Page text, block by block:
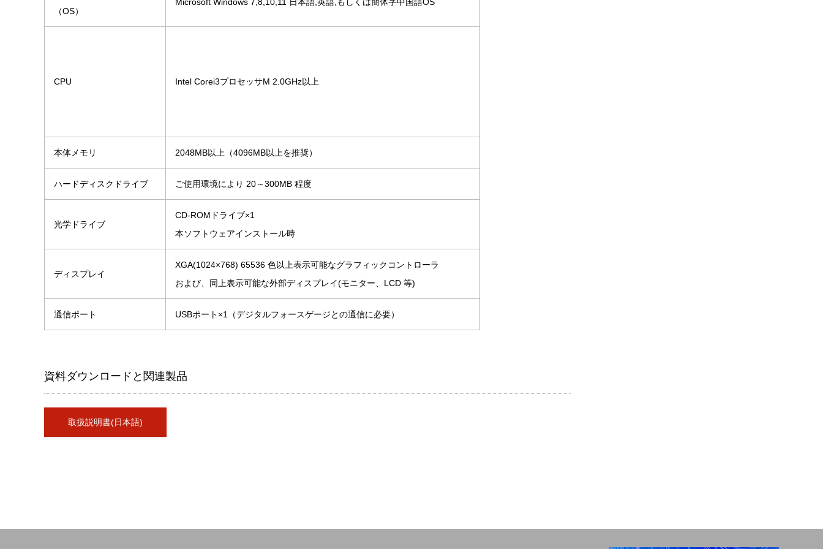
（OS）
CPU Intel Corei3プロセッサM 2.0GHz以上
本体メモリ 2048MB以上（4096MB以上を推奨）
ハードディスクドライブ ご使用環境により 20～300MB 程度
光学ドライブ
CD-ROMドライブ×1
本ソフトウェアインストール時
ディスプレイ
XGA(1024×768) 65536 色以上表示可能なグラフィックコントローラ
および、同上表示可能な外部ディスプレイ(モニター、LCD 等)
通信ポート USBポート×1（デジタルフォースゲージとの通信に必要）
資料ダウンロードと関連製品
取扱説明書(日本語)